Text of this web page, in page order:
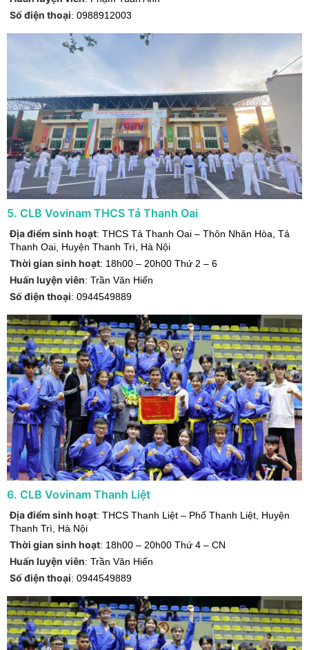
Số điện thoại: 0988912003
5. CLB Vovinam THCS Tả Thanh Oai
Địa điểm sinh hoạt: THCS Tả Thanh Oai – Thôn Nhân Hòa, Tả
Thanh Oai Huyện Thanh Trì Hà Nội
Thời gian sinh hoạt: 18h00 – 20h00 Thứ 2 – 6
Huấn luyện viên: Trần Văn Hiến
Số điện thoại: 0944549889
6. CLB Vovinam Thanh Liệt
Địa điểm sinh hoạt: THCS Thanh Liệt – Phố Thanh Liệt Huyện
Thanh Trì
Hà Nội
Thời gian sinh hoạt: 18h00 – 20h00 Thứ 4 – CN
Huấn luyện viên: Trần Văn Hiến
Số điện thoại: 0944549889